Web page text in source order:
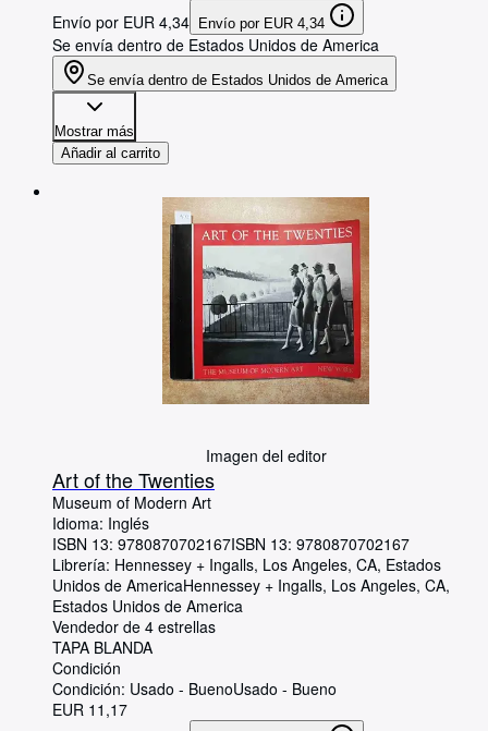
Envío por EUR 4,34
Envío por EUR 4,34
Se envía dentro de Estados Unidos de America
Se envía dentro de Estados Unidos de America
Mostrar más
Añadir al carrito
Imagen del editor
Art of the Twenties
Museum of Modern Art
Idioma: Inglés
ISBN 13: 9780870702167ISBN 13: 9780870702167
Librería: Hennessey + Ingalls, Los Angeles, CA, Estados
Unidos de AmericaHennessey + Ingalls, Los Angeles, CA,
Estados Unidos de America
Vendedor de 4 estrellas
TAPA BLANDA
Condición
Condición: Usado - BuenoUsado - Bueno
EUR 11,17